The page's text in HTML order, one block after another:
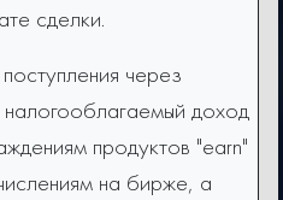
сделки.
через
налогооблагаемый доход
продуктов "earn"
на бирже, а